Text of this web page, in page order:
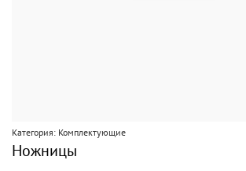
Категория: Комплектующие
Ножницы